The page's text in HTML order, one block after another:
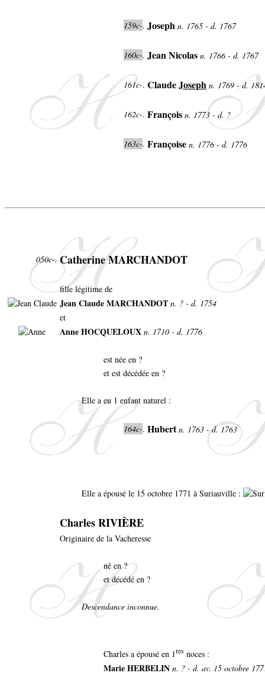
159c-. Joseph n. 1765 - d. 1767
160c-. Jean Nicolas n. 1766 - d. 1767
161c-. ClaudeJoseph n. 1769 - d.
162c-. François n. 1773 - d. ?
163c-. Françoise n. 1776 - d. 1776
050c-. Catherine MARCHANDOT
fille légitime de
Jean Claude MARCHANDOT n. ? - d. 1754
et
Anne HOCQUELOUX n. 1710 - d. 1776
est née en ?
et est décédée en ?
Elle a eu 1 enfant naturel :
164c-. Hubertn. 1763 - d. 1763
Elle a épousé le 15 octobre 1771 à Suriauville :
Charles RIVIÈRE
Originaire de la Vacheresse
né en ?
et décédé en ?
Descendance inconnue.
Charles a épousé en 1res noces :
Marie HERBELIN n. ? - d. av. 15 octobre